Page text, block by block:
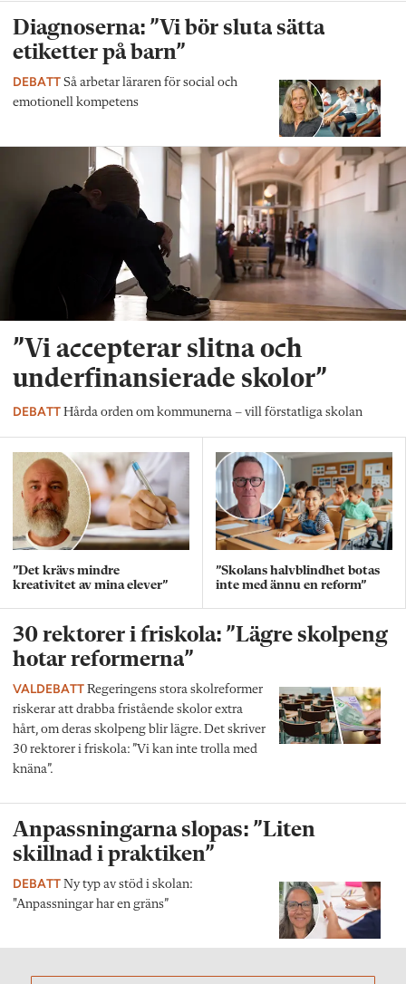
Diagnoserna: ”Vi bör sluta sätta
etiketter på barn”
DEBATT Så arbetar läraren för social och
emotionell kompetens
”Vi accepterar slitna och
underfinansierade skolor”
DEBATT Hårda orden om kommunerna – vill förstatliga skolan
”Det krävs mindre
kreativitet av mina elever”
”Skolans halvblindhet botas
inte med ännu en reform”
30 rektorer i friskola: ”Lägre skolpeng
hotar reformerna”
VALDEBATT Regeringens stora skolreformer
riskerar att drabba fristående skolor extra
hårt, om deras skolpeng blir lägre. Det skriver
30 rektorer i friskola: ”Vi kan inte trolla med
knäna”.
Anpassningarna slopas: ”Liten
skillnad i praktiken”
DEBATT Ny typ av stöd i skolan:
"Anpassningar har en gräns”